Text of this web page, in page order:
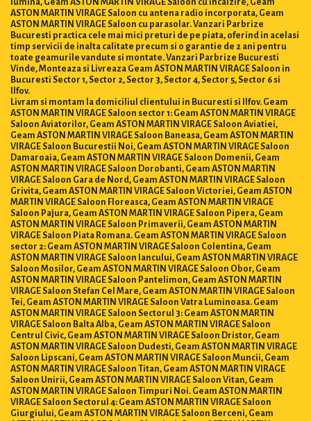
ASTON MARTIN VIRAGE Saloon cu antena radio incorporata, Geam
ASTON MARTIN VIRAGE Saloon cu parasolar. Vanzari Parbrize
Bucuresti practica cele mai mici preturi de pe piata, oferind in acelasi
timp servicii de inalta calitate precum si o garantie de 2 ani pentru
toate geamurile vandute si montate. Vanzari Parbrize Bucuresti
Vinde, Monteaza si Livreaza Geam ASTON MARTIN VIRAGE Saloon in
Bucuresti Sector 1, Sector 2, Sector 3, Sector 4, Sector 5, Sector 6 si
Ilfov.
Livram si montam la domiciliul clientului in Bucuresti si Ilfov. Geam
ASTON MARTIN VIRAGE Saloon sector 1: Geam ASTON MARTIN VIRAGE
Saloon Aviatorilor, Geam ASTON MARTIN VIRAGE Saloon Aviatiei,
Geam ASTON MARTIN VIRAGE Saloon Baneasa, Geam ASTON MARTIN
VIRAGE Saloon Bucurestii Noi, Geam ASTON MARTIN VIRAGE Saloon
Damaroaia, Geam ASTON MARTIN VIRAGE Saloon Domenii, Geam
ASTON MARTIN VIRAGE Saloon Dorobanti, Geam ASTON MARTIN
VIRAGE Saloon Gara de Nord, Geam ASTON MARTIN VIRAGE Saloon
Grivita, Geam ASTON MARTIN VIRAGE Saloon Victoriei, Geam ASTON
MARTIN VIRAGE Saloon Floreasca, Geam ASTON MARTIN VIRAGE
Saloon Pajura, Geam ASTON MARTIN VIRAGE Saloon Pipera, Geam
ASTON MARTIN VIRAGE Saloon Primaverii, Geam ASTON MARTIN
VIRAGE Saloon Piata Romana. Geam ASTON MARTIN VIRAGE Saloon
sector 2: Geam ASTON MARTIN VIRAGE Saloon Colentina, Geam
ASTON MARTIN VIRAGE Saloon Iancului, Geam ASTON MARTIN VIRAGE
Saloon Mosilor, Geam ASTON MARTIN VIRAGE Saloon Obor, Geam
ASTON MARTIN VIRAGE Saloon Pantelimon, Geam ASTON MARTIN
VIRAGE Saloon Stefan Cel Mare, Geam ASTON MARTIN VIRAGE Saloon
Tei, Geam ASTON MARTIN VIRAGE Saloon Vatra Luminoasa. Geam
ASTON MARTIN VIRAGE Saloon Sectorul 3: Geam ASTON MARTIN
VIRAGE Saloon Balta Alba, Geam ASTON MARTIN VIRAGE Saloon
Centrul Civic, Geam ASTON MARTIN VIRAGE Saloon Dristor, Geam
ASTON MARTIN VIRAGE Saloon Dudesti, Geam ASTON MARTIN VIRAGE
Saloon Lipscani, Geam ASTON MARTIN VIRAGE Saloon Muncii, Geam
ASTON MARTIN VIRAGE Saloon Titan, Geam ASTON MARTIN VIRAGE
Saloon Unirii, Geam ASTON MARTIN VIRAGE Saloon Vitan, Geam
ASTON MARTIN VIRAGE Saloon Timpuri Noi. Geam ASTON MARTIN
VIRAGE Saloon Sectorul 4: Geam ASTON MARTIN VIRAGE Saloon
Giurgiului, Geam ASTON MARTIN VIRAGE Saloon Berceni, Geam